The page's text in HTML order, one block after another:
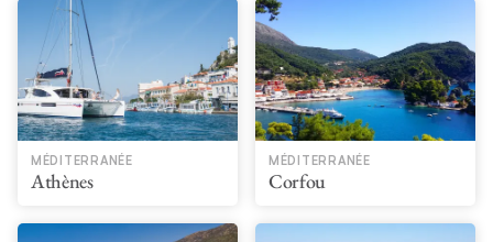
MÉDITERRANÉE
Athènes
MÉDITERRANÉE
Corfou